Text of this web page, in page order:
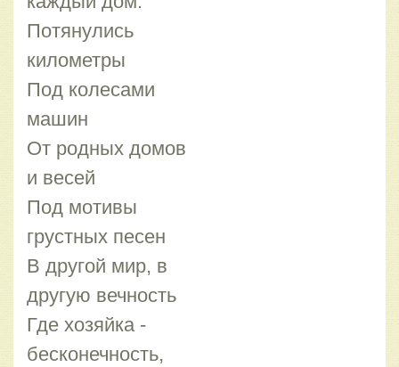
Потянулись
километры
Под колесами
машин
От родных домов
и весей
Под мотивы
грустных песен
В другой мир, в
другую вечность
Где хозяйка -
бесконечность,